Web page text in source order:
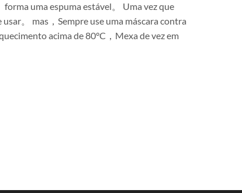
uma espuma estável。 Uma vez que
。 mas，Sempre use uma máscara contra
acima de 80°C，Mexa de vez em